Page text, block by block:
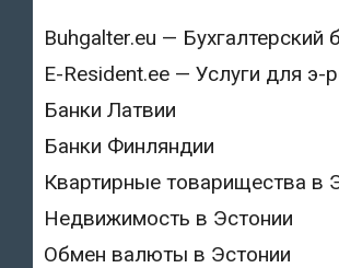
Buhgalter.eu — Бухгалтерский
E-Resident.ee — Услуги для э-
Банки Латвии
Банки Финляндии
Квартирные товарищества в
Недвижимость в Эстонии
Обмен валюты в Эстонии